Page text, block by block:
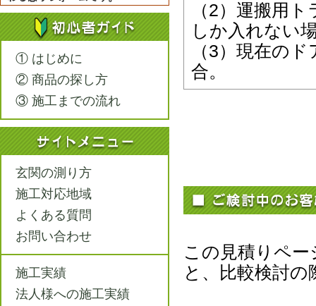
（2）運搬用
しか入れない
（3）現在の
合。
この見積りペ
と、比較検討
① はじめに
② 商品の探し方
③ 施工までの流れ
玄関の測り方
施工対応地域
よくある質問
お問い合わせ
施工実績
法人様への施工実績